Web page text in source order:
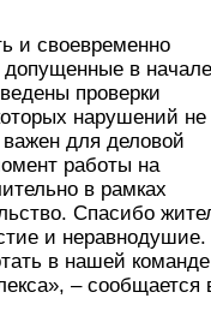
и своевременно
в начале
проверки
нарушений не
для деловой
работы на
в рамках
Спасибо
и неравнодушие.
в нашей команде
– сообщается